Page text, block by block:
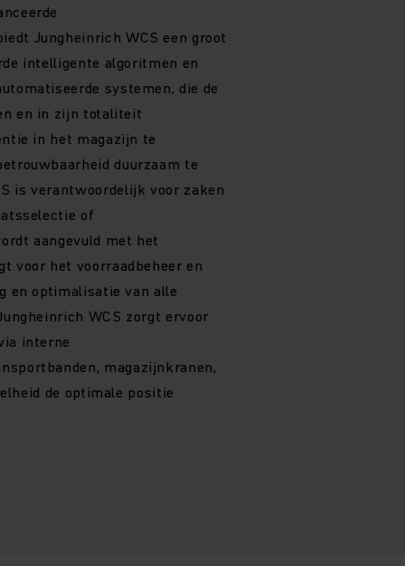
Jungheinrich WCS een groot
intelligente algoritmen en
systemen, die de
en in zijn totaliteit
in het magazijn te
duurzaam te
is verantwoordelijk voor zaken
of
aangevuld met het
voor het voorraadbeheer en
en optimalisatie van alle
WCS zorgt ervoor
interne
magazijnkranen,
de optimale positie